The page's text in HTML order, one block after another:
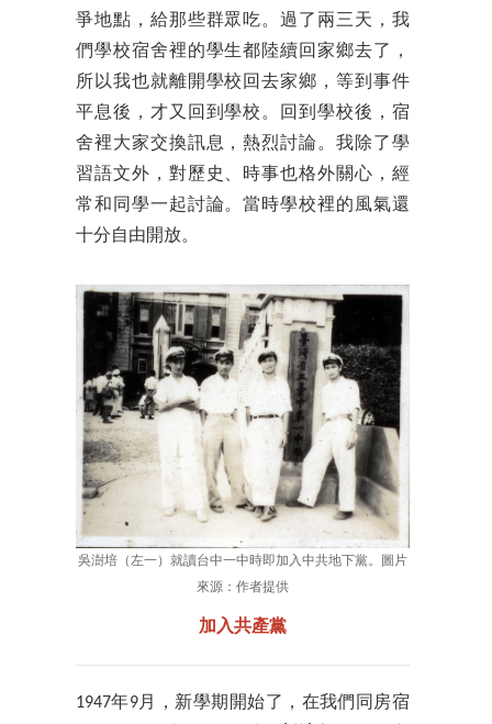
爭地點，給那些群眾吃。過了兩三天，我
們學校宿舍裡的學生都陸續回家鄉去了，
所以我也就離開學校回去家鄉，等到事件
平息後，才又回到學校。回到學校後，宿
舍裡大家交換訊息，熱烈討論。我除了學
習語文外，對歷史、時事也格外關心，經
常和同學一起討論。當時學校裡的風氣還
十分自由開放。
吳澍培（左一）就讀台中一中時即加入中共地下黨。圖片
來源：作者提供
加入共產黨
1947年9月，新學期開始了，在我們同房宿